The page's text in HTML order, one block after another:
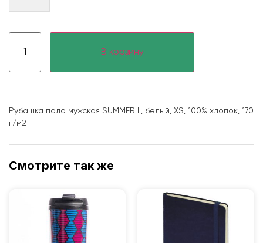
В корзину
Рубашка поло мужская SUMMER II, белый, XS, 100% хлопок, 170
г/м2
Смотрите так же